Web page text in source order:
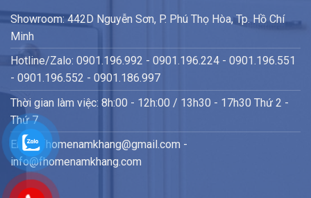
Showroom: 442D Nguyễn Sơn, P. Phú Thọ Hòa, Tp. Hồ Chí
Minh
Hotline/Zalo: 0901.196.992 - 0901.196.224 - 0901.196.551
- 0901.196.552 - 0901.186.997
Thời gian làm việc: 8h:00 - 12h:00 / 13h30 - 17h30 Thứ 2 -
Thứ 7
Email: fhomenamkhang@gmail.com -
info@fhomenamkhang.com